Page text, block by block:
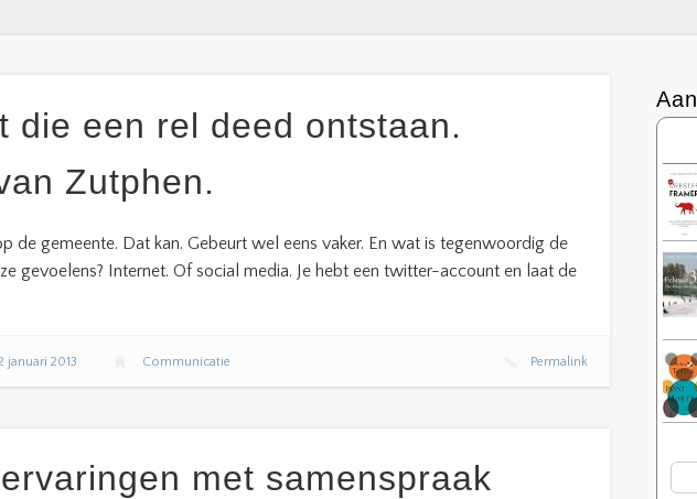
die een rel deed ontstaan.
Zutphen.
de gemeente. Dat kan. Gebeurt wel eens vaker. En wat is tegenwoordig de
gevoelens? Internet. Of social media. Je hebt een twitter-account en laat de
januari 2013 Communicatie Permalink
met samenspraak